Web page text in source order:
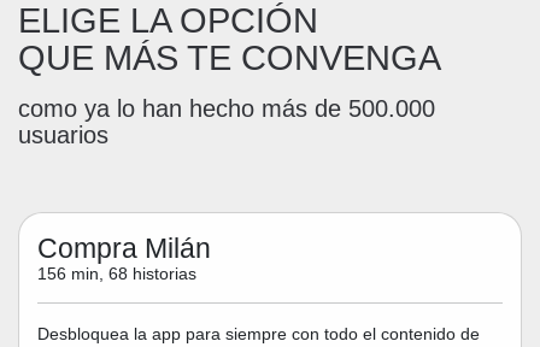
ELIGE LA OPCIÓN
QUE MÁS TE CONVENGA
como ya lo han hecho más de 500.000
usuarios
Compra Milán
156 min, 68 historias
Desbloquea la app para siempre con todo el contenido de